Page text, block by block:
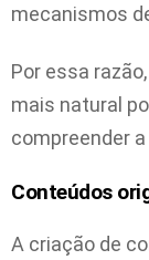
mecanismos
Por essa
mais natural
compreender
Conteúdos
A criação de